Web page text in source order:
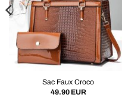
Sac Faux Croco
49.90 EUR